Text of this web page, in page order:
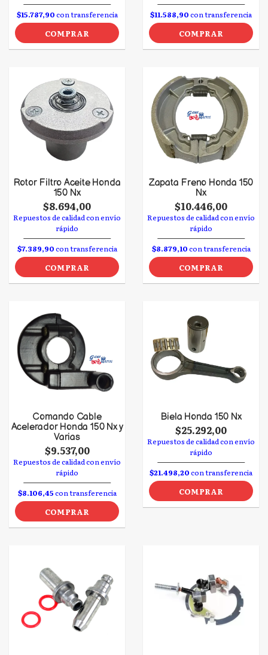
$15.787,90con transferencia
COMPRAR
$11.588,90con transferencia
COMPRAR
Rotor Filtro Aceite Honda
150 Nx
$8.694,00
Repuestos de calidad con envío
rápido
$7.389,90con transferencia
COMPRAR
Zapata Freno Honda 150
Nx
$10.446,00
Repuestos de calidad con envío
rápido
$8.879,10con transferencia
COMPRAR
Comando Cable
Acelerador Honda 150 Nx y
Varias
$9.537,00
Repuestos de calidad con envío
rápido
$8.106,45con transferencia
COMPRAR
Biela Honda 150 Nx
$25.292,00
Repuestos de calidad con envío
rápido
$21.498,20con transferencia
COMPRAR